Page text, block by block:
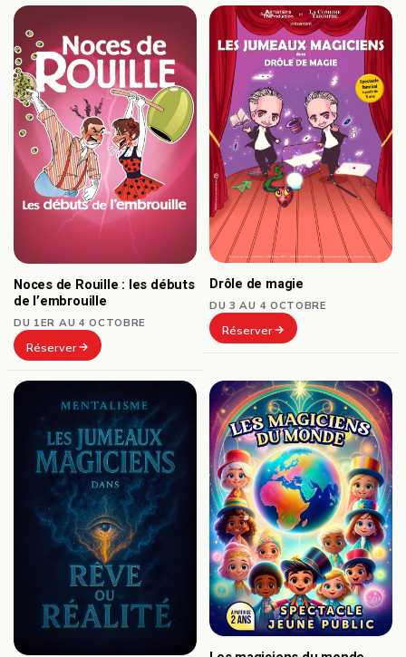
Noces de Rouille : les débuts
de l’embrouille
DU 1ER AU 4 OCTOBRE
Réserver
Drôle de magie
DU 3 AU 4 OCTOBRE
Réserver